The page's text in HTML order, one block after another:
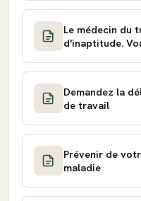
Le médecin du
d'inaptitude.
Demandez la
de travail
Prévenir de
maladie